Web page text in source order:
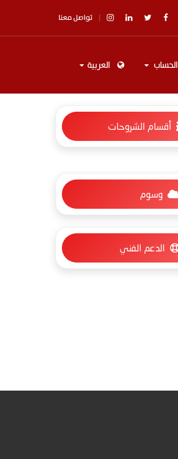
تواصل معنا
الحساب العربية
أقسام الشروحات
وسوم
الدعم الفني